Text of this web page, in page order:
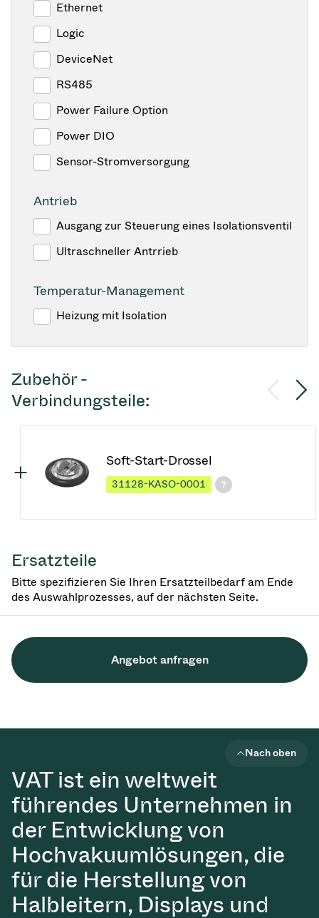
Ethernet
Logic
DeviceNet
RS485
Power Failure Option
Power DIO
Sensor-Stromversorgung
Antrieb
Ausgang zur Steuerung eines Isolationsventil
Ultraschneller Antrrieb
Temperatur-Management
Heizung mit Isolation
Zubehör -
Verbindungsteile:
Soft-Start-Drossel
31128-KASO-0001
Ersatzteile
Bitte spezifizieren Sie Ihren Ersatzteilbedarf am Ende
des Auswahlprozesses, auf der nächsten Seite.
Angebot anfragen
VAT ist ein weltweit
führendes Unternehmen in
der Entwicklung von
Hochvakuumlösungen, die
für die Herstellung von
Halbleitern, Displays und
Nach oben